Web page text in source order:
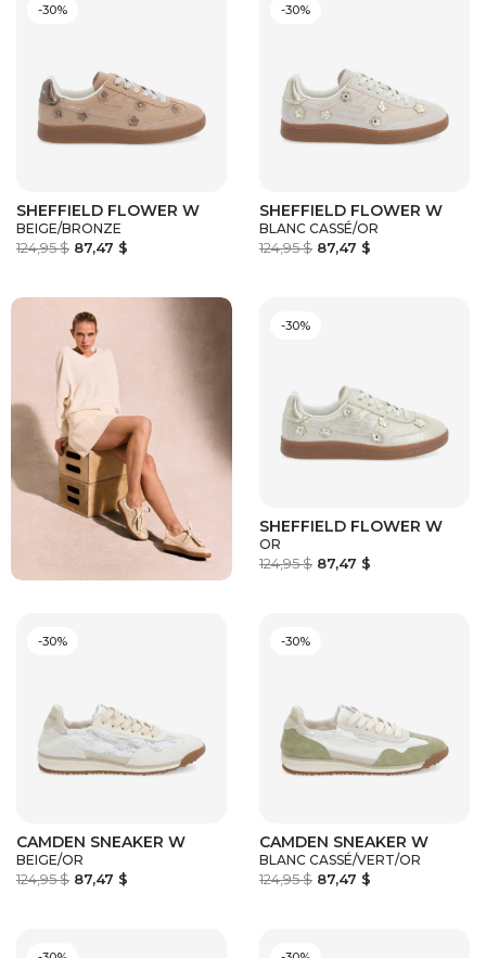
SHEFFIELD FLOWER W
BEIGE/BRONZE
124,95 $ 87,47 $
-30%
SHEFFIELD FLOWER W
BLANC CASSÉ/OR
124,95 $ 87,47 $
-30%
SHEFFIELD FLOWER W
OR
124,95 $ 87,47 $
-30%
CAMDEN SNEAKER W
BEIGE/OR
124,95 $ 87,47 $
-30%
CAMDEN SNEAKER W
BLANC CASSÉ/VERT/OR
124,95 $ 87,47 $
-30%